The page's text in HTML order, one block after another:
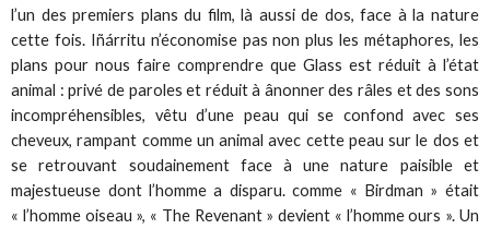
l’un des premiers plans du film, là aussi de dos, face à la nature
cette fois. Iñárritu n’économise pas non plus les métaphores, les
plans pour nous faire comprendre que Glass est réduit à l’état
animal : privé de paroles et réduit à ânonner des râles et des sons
incompréhensibles, vêtu d’une peau qui se confond avec ses
cheveux, rampant comme un animal avec cette peau sur le dos et
se retrouvant soudainement face à une nature paisible et
majestueuse dont l’homme a disparu. comme « Birdman » était
« l’homme oiseau », « The Revenant » devient « l’homme ours ». Un